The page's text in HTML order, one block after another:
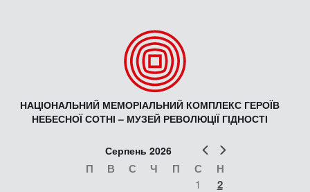
НАЦІОНАЛЬНИЙ МЕМОРІАЛЬНИЙ КОМПЛЕКС ГЕРОЇВ
НЕБЕСНОЇ СОТНІ – МУЗЕЙ РЕВОЛЮЦІЇ ГІДНОСТІ
Попер
Серпень 2026
П В С Ч П С Н
1 2